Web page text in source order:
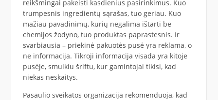
reikšmingai pakeisti kasdienius pasirinkimus. Kuo
trumpesnis ingredientų sąrašas, tuo geriau. Kuo
mažiau pavadinimų, kurių negalima ištarti be
chemijos žodyno, tuo produktas paprastesnis. Ir
svarbiausia – priekinė pakuotės pusė yra reklama, o
ne informacija. Tikroji informacija visada yra kitoje
pusėje, smulkiu šriftu, kur gamintojai tikisi, kad
niekas neskaitys.
Pasaulio sveikatos organizacija rekomenduoja, kad